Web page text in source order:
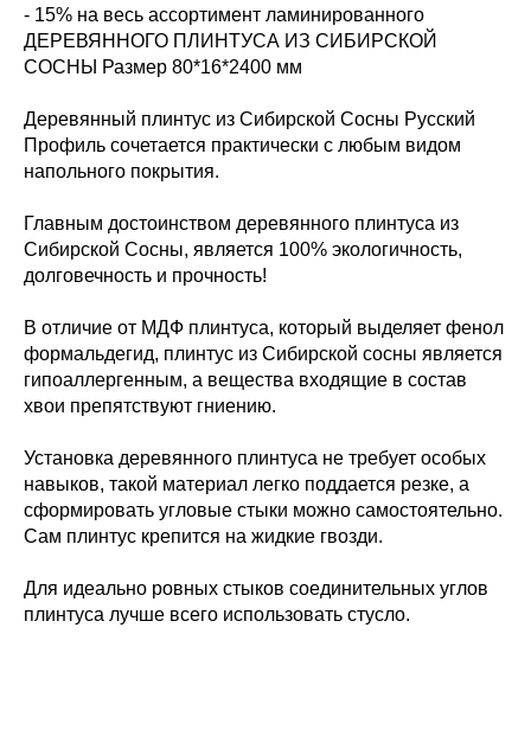
- 15% на весь ассортимент ламинированного
ДЕРЕВЯННОГО ПЛИНТУСА ИЗ СИБИРСКОЙ
СОСНЫ Размер 80*16*2400 мм
Деревянный плинтус из Сибирской Сосны Русский
Профиль сочетается практически с любым видом
напольного покрытия.
Главным достоинством деревянного плинтуса из
Сибирской Сосны, является 100% экологичность,
долговечность и прочность!
В отличие от МДФ плинтуса, который выделяет фенол
формальдегид, плинтус из Сибирской сосны является
гипоаллергенным, а вещества входящие в состав
хвои препятствуют гниению.
Установка деревянного плинтуса не требует особых
навыков, такой материал легко поддается резке, а
сформировать угловые стыки можно самостоятельно.
Сам плинтус крепится на жидкие гвозди.
Для идеально ровных стыков соединительных углов
плинтуса лучше всего использовать стусло.